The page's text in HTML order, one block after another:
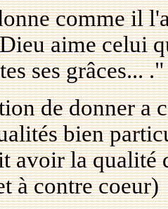
comme il
aime celui
ses grâces...
de donner a
bien
avoir la qualité
à contre coeur)